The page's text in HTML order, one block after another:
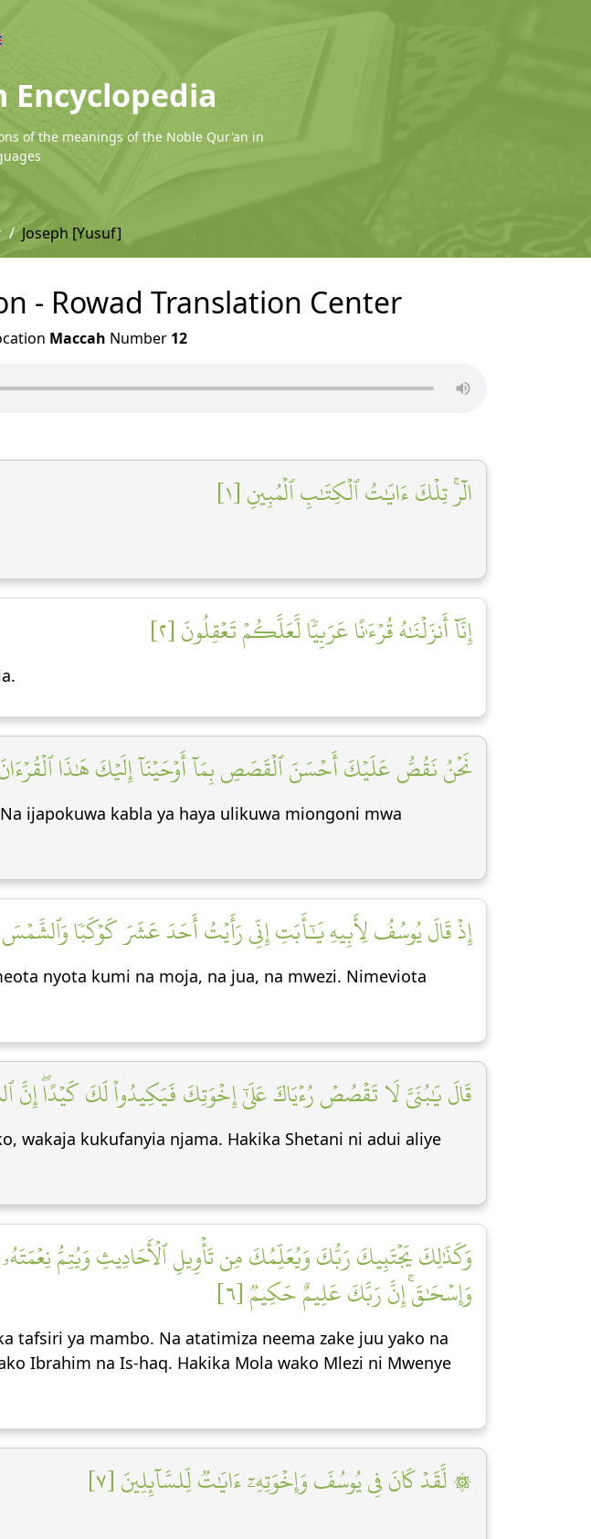
Encyclopedia
of the meanings of the Noble Qur'an in
Joseph [Yusuf]
- Rowad Translation Center
Maccah Number 12
الٓرۚ تِلۡكَ ءَايَٰتُ ٱلۡكِتَٰبِ ٱلۡمُبِينِ [١]
إِنَّآ أَنزَلۡنَٰهُ قُرۡءَٰنًا عَرَبِيّٗا لَّعَلَّكُمۡ تَعۡقِلُونَ [٢]
نَحۡنُ نَقُصُّ عَلَيۡكَ أَحۡسَنَ ٱلۡقَصَصِ بِمَآ أَوۡحَيۡنَآ إِلَيۡكَ هَٰذَا
ijapokuwa kabla ya haya ulikuwa miongoni mwa
إِذۡ قَالَ يُوسُفُ لِأَبِيهِ يَٰٓأَبَتِ إِنِّي رَأَيۡتُ أَحَدَ عَشَرَ كَوۡكَبٗا وَٱلشَّمۡسَ
nyota kumi na moja, na jua, na mwezi. Nimeviota
قَالَ يَٰبُنَيَّ لَا تَقۡصُصۡ رُءۡيَاكَ عَلَىٰٓ إِخۡوَتِكَ فَيَكِيدُواْ لَكَ كَيۡدًاۖ إِنَّ
wakaja kukufanyia njama. Hakika Shetani ni adui aliye
وَكَذَٰلِكَ يَجۡتَبِيكَ رَبُّكَ وَيُعَلِّمُكَ مِن تَأۡوِيلِ ٱلۡأَحَادِيثِ وَيُتِمُّ
وَإِسۡحَٰقَۚ إِنَّ رَبَّكَ عَلِيمٌ حَكِيمٞ [٦]
tafsiri ya mambo. Na atatimiza neema zake juu yako na
Ibrahim na Is-haq. Hakika Mola wako Mlezi ni Mwenye
۞ لَّقَدۡ كَانَ فِي يُوسُفَ وَإِخۡوَتِهِۦٓ ءَايَٰتٞ لِّلسَّآئِلِينَ [٧]